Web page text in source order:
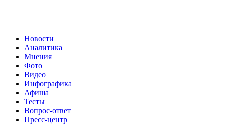
Новости
Аналитика
Мнения
Фото
Видео
Инфографика
Афиша
Тесты
Вопрос-ответ
Пресс-центр